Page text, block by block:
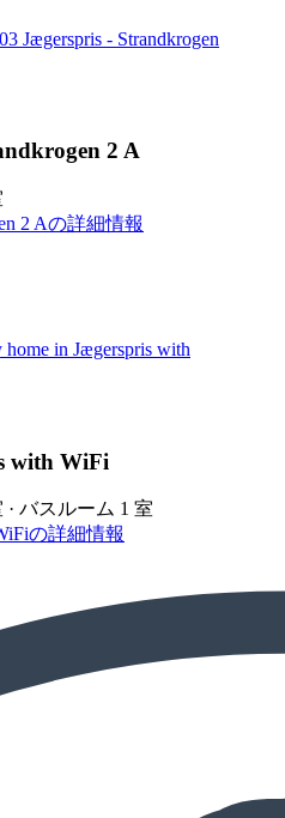
Jægerspris - Strandkrogen
2 A
2 Aの詳細情報
home in Jægerspris with
with WiFi
· バスルーム 1 室
の詳細情報